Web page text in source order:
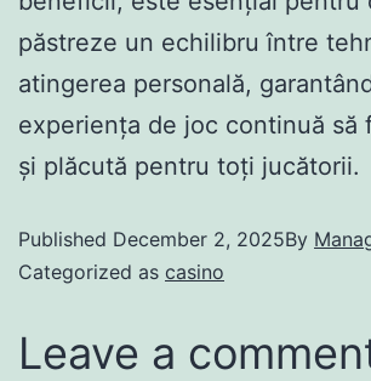
păstreze un echilibru între
atingerea personală,
experiența de joc continuă să
și plăcută pentru toți jucătorii.
Published December 2, 2025By
Categorized as casino
Leave a